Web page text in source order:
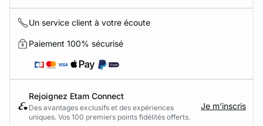
Un service client à votre écoute
Paiement 100% sécurisé
Rejoignez Etam Connect
Des avantages exclusifs et des expériences
uniques. Vos 100 premiers points fidélités offerts.
Je m’inscris